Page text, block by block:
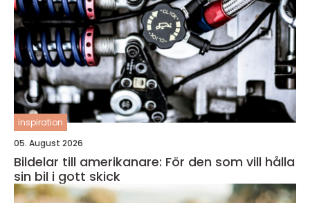
inspiration
05. August 2026
Bildelar till amerikanare: För den som vill hålla
sin bil i gott skick